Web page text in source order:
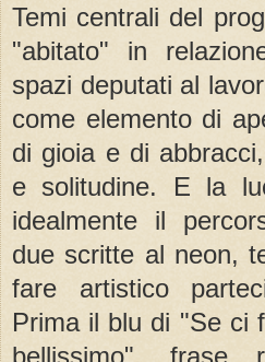
Temi centrali del
"abitato" in
spazi deputati al
come elemento di
di gioia e di
e solitudine. E la
idealmente il
due scritte al neon,
fare artistico
Prima il blu di "Se ci
bellissimo", frase